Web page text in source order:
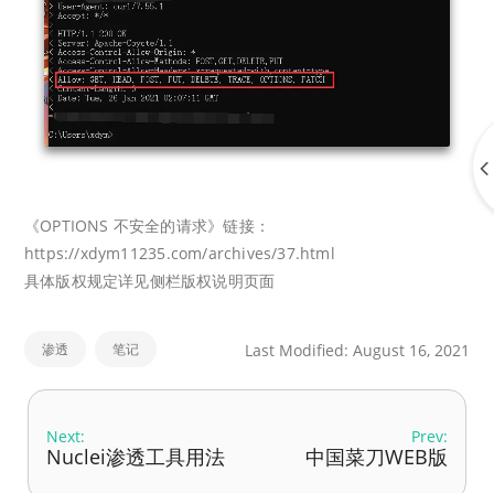
《OPTIONS 不安全的请求》链接：
https://xdym11235.com/archives/37.html
具体版权规定详见侧栏版权说明页面
渗透 笔记 Last Modified: August 16, 2021
Next:
Nuclei渗透工具用法
Prev:
中国菜刀WEB版